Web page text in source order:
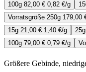
100g 82,00 € 0,82 €/g
Vorratsgröße 250g 179,00
15g 21,00 € 1,40 €/g 25g
100g 79,00 € 0,79 €/g
Größere Gebinde,